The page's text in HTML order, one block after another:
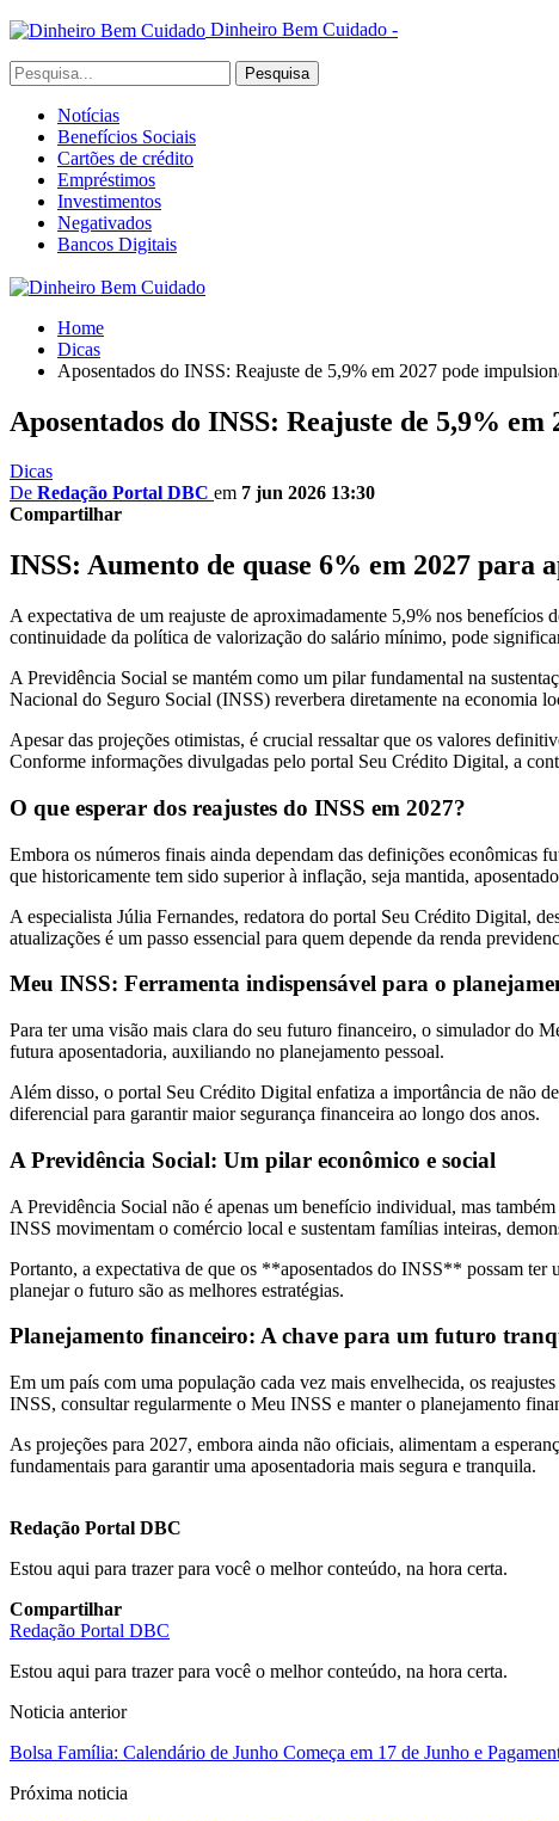
Dinheiro Bem Cuidado -
Notícias
Benefícios Sociais
Cartões de crédito
Empréstimos
Investimentos
Negativados
Bancos Digitais
Home
Dicas
Aposentados do INSS: Reajuste de 5,9% em 2027 pode
Aposentados do INSS: Reajuste de 5,9%
Dicas
De Redação Portal DBC em 7 jun 2026 13:30
Compartilhar
INSS: Aumento de quase 6% em 2027 para
A expectativa de um reajuste de aproximadamente 5,9% nos benefícios
continuidade da política de valorização do salário mínimo, pode
A Previdência Social se mantém como um pilar fundamental na
Nacional do Seguro Social (INSS) reverbera diretamente na economia
Apesar das projeções otimistas, é crucial ressaltar que os valores
Conforme informações divulgadas pelo portal Seu Crédito Digital, a
O que esperar dos reajustes do INSS em 2027?
Embora os números finais ainda dependam das definições econômicas
que historicamente tem sido superior à inflação, seja mantida,
A especialista Júlia Fernandes, redatora do portal Seu Crédito Digital,
atualizações é um passo essencial para quem depende da renda
Meu INSS: Ferramenta indispensável para o
Para ter uma visão mais clara do seu futuro financeiro, o simulador do
futura aposentadoria, auxiliando no planejamento pessoal.
Além disso, o portal Seu Crédito Digital enfatiza a importância de não
diferencial para garantir maior segurança financeira ao longo dos anos.
A Previdência Social: Um pilar econômico e social
A Previdência Social não é apenas um benefício individual, mas
INSS movimentam o comércio local e sustentam famílias inteiras,
Portanto, a expectativa de que os **aposentados do INSS** possam ter
planejar o futuro são as melhores estratégias.
Planejamento financeiro: A chave para um futuro
Em um país com uma população cada vez mais envelhecida, os
INSS, consultar regularmente o Meu INSS e manter o planejamento
As projeções para 2027, embora ainda não oficiais, alimentam a
fundamentais para garantir uma aposentadoria mais segura e tranquila.
Redação Portal DBC
Estou aqui para trazer para você o melhor conteúdo, na hora certa.
Compartilhar
Redação Portal DBC
Estou aqui para trazer para você o melhor conteúdo, na hora certa.
Noticia anterior
Bolsa Família: Calendário de Junho Começa em 17 de Junho e
Próxima noticia